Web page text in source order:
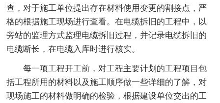
查，对于施工单位提出存在材料使用变更的割接点，严
格的根据施工现场进行查看。在电缆拆旧的工程中，以
旁站的监理方式监理电缆拆旧过程，并记录电缆拆旧的
电缆断长，在电缆入库时进行核实。
每一项工程开工前，对工程主要计划的工程项目包
括工程所用的材料以及施工顺序做一些详细的了解，对
现场施工的材料做明确的检验，根据建设单位交出的工